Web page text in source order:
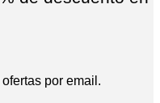
por email.